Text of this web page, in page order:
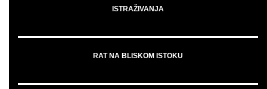
ISTRAŽIVANJA
RAT NA BLISKOM ISTOKU